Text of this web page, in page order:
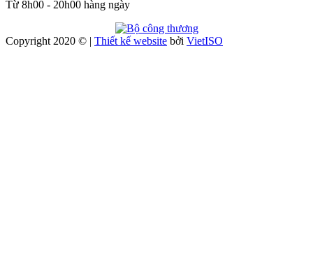
Từ 8h00 - 20h00 hàng ngày
Copyright 2020 © | Thiết kế website bởi VietISO